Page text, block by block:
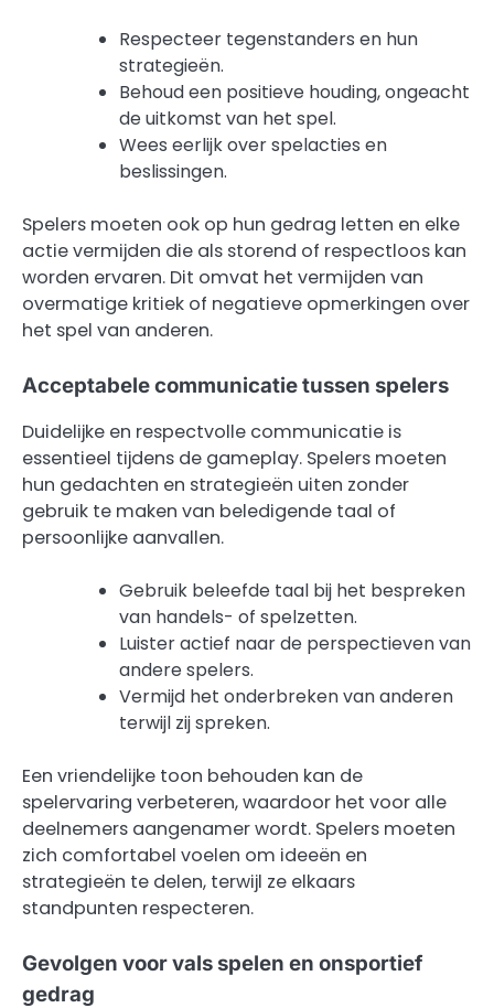
Respecteer tegenstanders en hun
strategieën.
Behoud een positieve houding, ongeacht
de uitkomst van het spel.
Wees eerlijk over spelacties en
beslissingen.
Spelers moeten ook op hun gedrag letten en elke
actie vermijden die als storend of respectloos kan
worden ervaren. Dit omvat het vermijden van
overmatige kritiek of negatieve opmerkingen over
het spel van anderen.
Acceptabele communicatie tussen spelers
Duidelijke en respectvolle communicatie is
essentieel tijdens de gameplay. Spelers moeten
hun gedachten en strategieën uiten zonder
gebruik te maken van beledigende taal of
persoonlijke aanvallen.
Gebruik beleefde taal bij het bespreken
van handels- of spelzetten.
Luister actief naar de perspectieven van
andere spelers.
Vermijd het onderbreken van anderen
terwijl zij spreken.
Een vriendelijke toon behouden kan de
spelervaring verbeteren, waardoor het voor alle
deelnemers aangenamer wordt. Spelers moeten
zich comfortabel voelen om ideeën en
strategieën te delen, terwijl ze elkaars
standpunten respecteren.
Gevolgen voor vals spelen en onsportief
gedrag